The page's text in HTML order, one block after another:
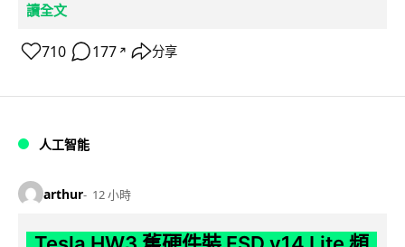
讀全文
710 177 ↗ 分享
人工智能
arthur 12 小時